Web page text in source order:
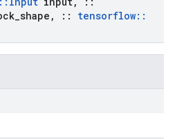
shape , :: tensorflow::